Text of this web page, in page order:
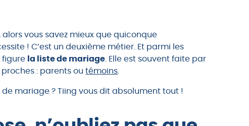
vous savez mieux que quiconque
! C’est un deuxième métier. Et parmi les
figure la liste de mariage . Elle est souvent faite par
: parents outémoins
mariage ? Tiing vous dit absolument tout !